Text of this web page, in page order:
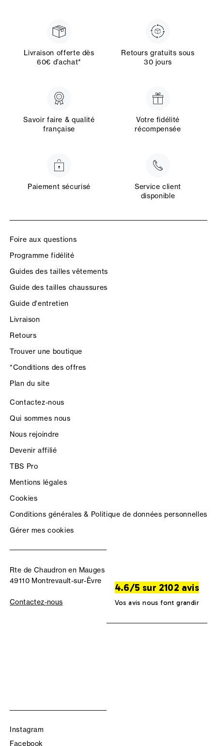
Livraison offerte dès
60€ d’achat*
Retours gratuits sous
30 jours
Savoir faire & qualité
française
Votre fidélité
récompensée
Paiement sécurisé
Service client
disponible
Foire aux questions
Programme fidélité
Guides des tailles vêtements
Guide des tailles chaussures
Guide d'entretien
Livraison
Retours
Trouver une boutique
*Conditions des offres
Plan du site
Contactez-nous
Qui sommes nous
Nous rejoindre
Devenir affilié
TBS Pro
Mentions légales
Cookies
Conditions générales & Politique de données personnelles
Gérer mes cookies
Rte de Chaudron en Mauges
49110 Montrevault-sur-Èvre
Contactez-nous
4.6/5 sur 2102 avis
Vos avis nous font grandir
Instagram
Facebook